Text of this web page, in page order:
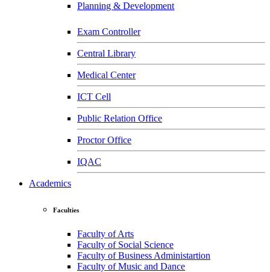
Planning & Development
Exam Controller
Central Library
Medical Center
ICT Cell
Public Relation Office
Proctor Office
IQAC
Academics
Faculties
Faculty of Arts
Faculty of Social Science
Faculty of Business Administartion
Faculty of Music and Dance